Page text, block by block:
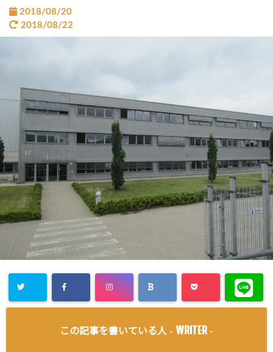
2018/08/20
2018/08/22
この記事を書いている人 - WRITER -